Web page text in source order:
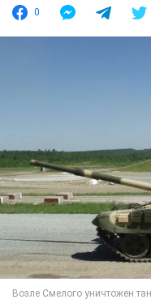
0